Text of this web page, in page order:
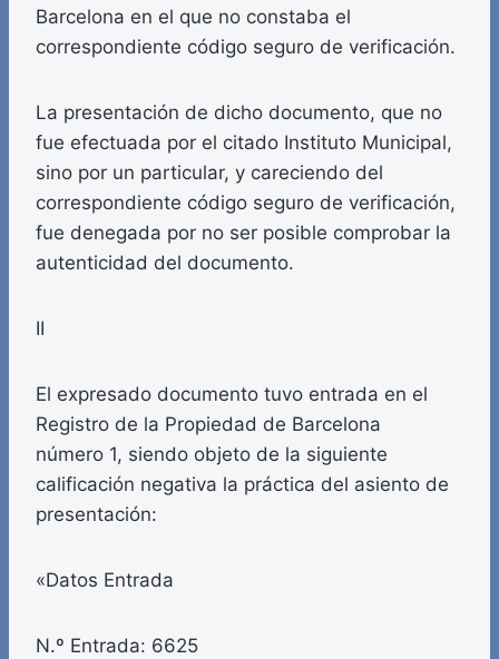
Barcelona en el que no constaba el
correspondiente código seguro de verificación.
La presentación de dicho documento, que no
fue efectuada por el citado Instituto Municipal,
sino por un particular, y careciendo del
correspondiente código seguro de verificación,
fue denegada por no ser posible comprobar la
autenticidad del documento.
II
El expresado documento tuvo entrada en el
Registro de la Propiedad de Barcelona
número 1, siendo objeto de la siguiente
calificación negativa la práctica del asiento de
presentación:
«Datos Entrada
N.º Entrada: 6625